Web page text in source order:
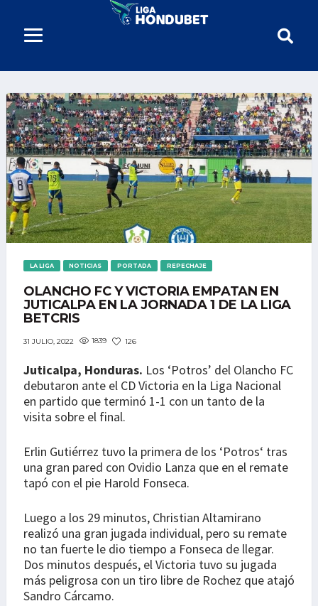
LA LIGA NOTICIAS PORTADA REPECHAJE
OLANCHO FC Y VICTORIA EMPATAN EN
JUTICALPA EN LA JORNADA 1 DE LA LIGA
BETCRIS
31 JULIO, 2022 1839 126
Juticalpa, Honduras. Los ‘Potros’ del Olancho FC
debutaron ante el CD Victoria en la Liga Nacional
en partido que terminó 1-1 con un tanto de la
visita sobre el final.
Erlin Gutiérrez tuvo la primera de los ‘Potros‘ tras
una gran pared con Ovidio Lanza que en el remate
tapó con el pie Harold Fonseca.
Luego a los 29 minutos, Christian Altamirano
realizó una gran jugada individual, pero su remate
no tan fuerte le dio tiempo a Fonseca de llegar.
Dos minutos después, el Victoria tuvo su jugada
más peligrosa con un tiro libre de Rochez que atajó
Sandro Cárcamo.